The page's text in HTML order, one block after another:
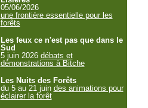
05/06/2026
une frontière essentielle pour les
forêts
Les feux ce n'est pas que dans le
Sud
5 juin 2026 débats et
démonstrations à Bitche
Les Nuits des Forêts
du 5 au 21 juin des animations pour
éclairer la forêt